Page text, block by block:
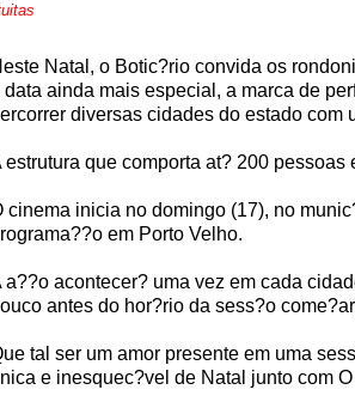
Natal, o Botic?rio convida os
data ainda mais especial, a marca de
diversas cidades do estado com
estrutura que comporta at? 200
cinema inicia no domingo (17), no
em Porto Velho.
a??o acontecer? uma vez em cada
antes do hor?rio da sess?o
tal ser um amor presente em uma
e inesquec?vel de Natal junto com